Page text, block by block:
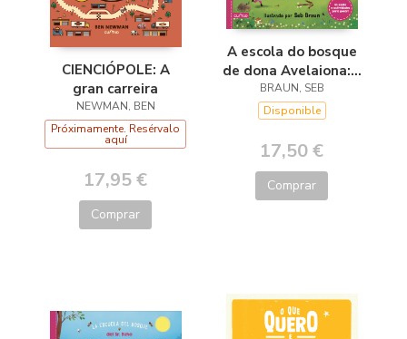
CIENCIÓPOLE: A
gran carreira
NEWMAN, BEN
Próximamente. Resérvalo
aquí
17,95 €
Comprar
A escola do bosque
de dona Avelaiona:A
busca do tesouro
BRAUN, SEB
Disponible
17,50 €
Comprar